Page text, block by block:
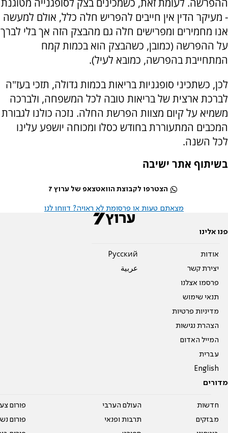
ההפרשה. לעומת זאת, כשמכינים בצק לסופגנייה מטוגנת
- מעיקר הדין אין חייבים להפריש חלה כלל, אולם למעשה
אנו מחמירים ומפרישים חלה גם מהבצק הזה אך בלי לברך
על ההפרשה (כמובן, כשהבצק הוא בכמות קמח
המתחייבת בהפרשה, כמובא לעיל).
לכן, כשתכיני סופגניות בריאות בכמות גדולה, תזכי בעז"ה
לברכת ארצית של בריאות טובה לכל המשפחה, ולברכה
משמיא על קיום מצוות הפרשת החלה. נזכה כולנו לגבורת
המכבים המתעוררת בחודש כסלו ומכוחה יושפע עלינו
לכל השנה.
בשיתוף אתר ישיבה
הצטרפו לקבוצת הוואטצאפ של ערוץ 7
מצאתם טעות או פרסומת לא ראויה? דווחו לנו
פנו אלינו
אודות
יצירת קשר
פרסמו אצלנו
תנאי שימוש
מדיניות פרטיות
הצהרת נגישות
המייל האדום
עברית
English
Pусский
عربية
מדורים
חדשות
מבזקים
העולם הערבי
תרבות ופנאי
פורום
פורום